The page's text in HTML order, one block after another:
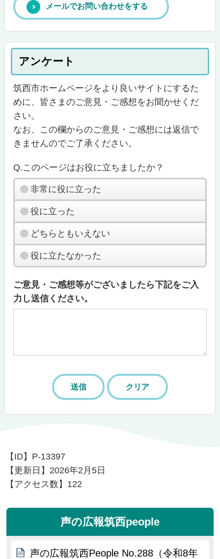
メールでお問い合わせをする
アンケート
筑西市ホームページをより良いサイトにするた
めに、皆さまのご意見・ご感想をお聞かせくだ
さい。
なお、この欄からのご意見・ご感想には返信で
きませんのでご了承ください。
Q.このページはお役に立ちましたか？
非常に役に立った
役に立った
どちらともいえない
役に立たなかった
ご意見・ご感想等がございましたら下記をご入
力し送信ください。
【ID】 P-13397
【更新日】 2026年2月5日
【アクセス数】 122
声の広報筑西people
声の広報筑西People No.288（令和8年